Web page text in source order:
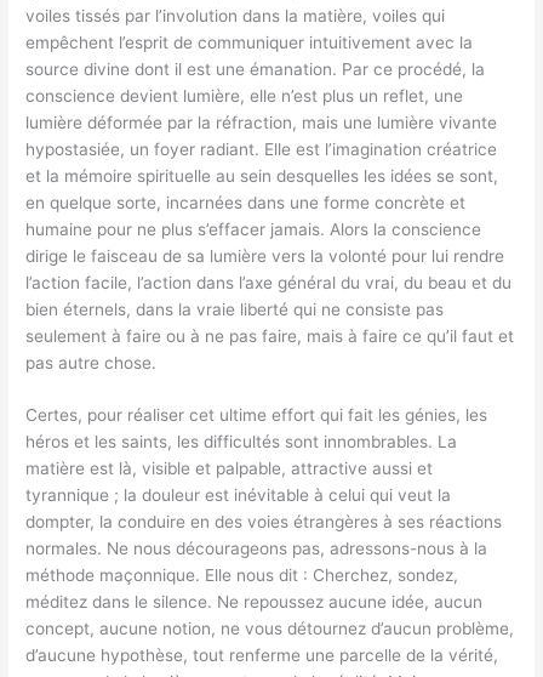
voiles tissés par l’involution dans la matière, voiles qui
empêchent l’esprit de communiquer intuitivement avec la
source divine dont il est une émanation. Par ce procédé, la
conscience devient lumière, elle n’est plus un reflet, une
lumière déformée par la réfraction, mais une lumière vivante
hypostasiée, un foyer radiant. Elle est l’imagination créatrice
et la mémoire spirituelle au sein desquelles les idées se sont,
en quelque sorte, incarnées dans une forme concrète et
humaine pour ne plus s’effacer jamais. Alors la conscience
dirige le faisceau de sa lumière vers la volonté pour lui rendre
l’action facile, l’action dans l’axe général du vrai, du beau et du
bien éternels, dans la vraie liberté qui ne consiste pas
seulement à faire ou à ne pas faire, mais à faire ce qu’il faut et
pas autre chose.
Certes, pour réaliser cet ultime effort qui fait les génies, les
héros et les saints, les difficultés sont innombrables. La
matière est là, visible et palpable, attractive aussi et
tyrannique ; la douleur est inévitable à celui qui veut la
dompter, la conduire en des voies étrangères à ses réactions
normales. Ne nous décourageons pas, adressons-nous à la
méthode maçonnique. Elle nous dit : Cherchez, sondez,
méditez dans le silence. Ne repoussez aucune idée, aucun
concept, aucune notion, ne vous détournez d’aucun problème,
d’aucune hypothèse, tout renferme une parcelle de la vérité,